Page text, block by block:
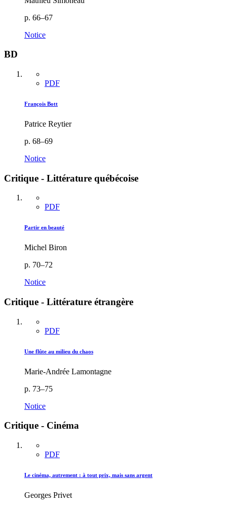
p. 66–67
Notice
BD
PDF
François Bott
Patrice Reytier
p. 68–69
Notice
Critique - Littérature québécoise
PDF
Partir en beauté
Michel Biron
p. 70–72
Notice
Critique - Littérature étrangère
PDF
Une flûte au milieu du chaos
Marie-Andrée Lamontagne
p. 73–75
Notice
Critique - Cinéma
PDF
Le cinéma, autrement : à tout prix, mais sans argent
Georges Privet